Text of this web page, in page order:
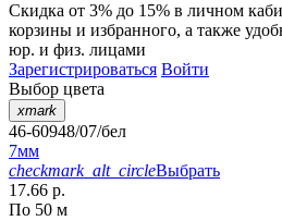
Скидка от 3% до 15% в личном
корзины и избранного, а также
юр. и физ. лицами
Зарегистрироваться Войти
Выбор цвета
xmark
46-60948/07/бел
7мм
checkmark_alt_circleВыбрать
17.66 р.
По 50 м